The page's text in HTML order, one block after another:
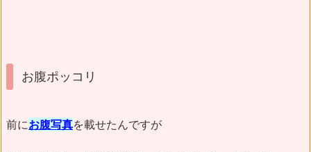
お腹ポッコリ
前にお腹写真を載せたんですが